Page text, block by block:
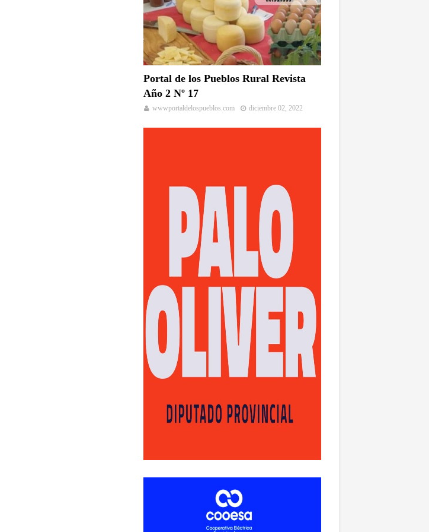
Portal de los Pueblos Rural Revista
Año 2 Nº 17
wwwportaldelospueblos.com diciembre 02, 2022